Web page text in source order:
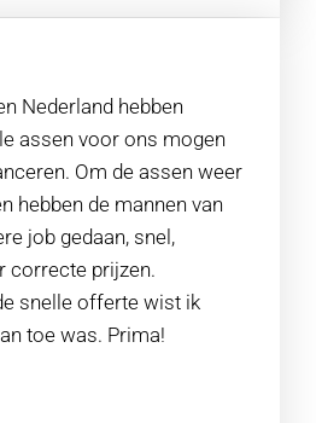
Nederland hebben
assen voor ons mogen
Om de assen weer
hebben de mannen van
job gedaan, snel,
correcte prijzen.
snelle offerte wist ik
toe was. Prima!